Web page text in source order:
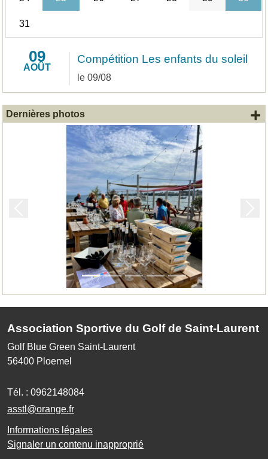
31
09
AOÛT
Compétition Les enfants du soleil
le 09/08
Dernières photos +
Association Sportive du Golf de Saint-Laurent
Golf Blue Green Saint-Laurent
56400 Ploemel
Tél. : 0962148084
asstl@orange.fr
Informations légales
Signaler un contenu inapproprié